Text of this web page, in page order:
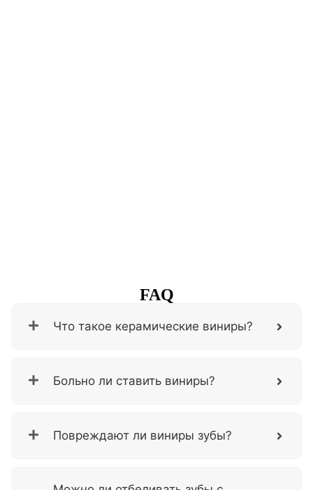
FAQ
Что такое керамические виниры?
Больно ли ставить виниры?
Повреждают ли виниры зубы?